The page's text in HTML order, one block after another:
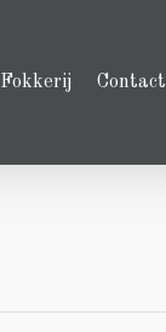
Fokkerij Contact